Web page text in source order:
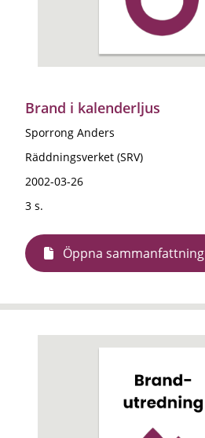
Brand i kalenderljus
Sporrong Anders
Räddningsverket (SRV)
2002-03-26
3 s.
Öppna sammanfattning